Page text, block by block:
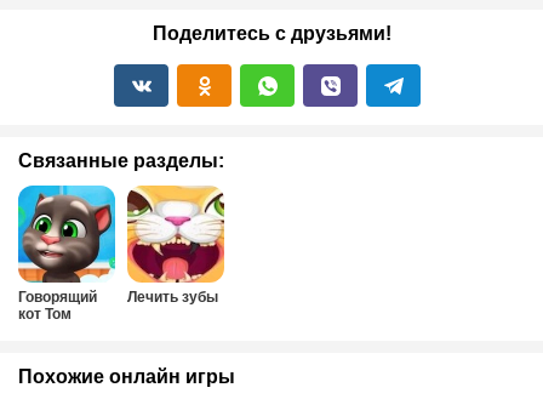
Поделитесь с друзьями!
Связанные разделы:
Говорящий
кот Том
Лечить зубы
Похожие онлайн игры